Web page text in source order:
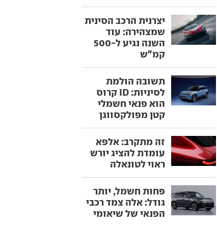
יצרנית הרכב הסינית
שמצהירה: עוד
השנה נגיע ל-500
קמ"ש
תשובה הולמת
לסיניות: ID קרוס
הוא פנאי חשמלי
קטן מפולקסווגן
זה מתקרב: אלפא
עומדת להציג יורש
ראוי לטונאלה
פחות חשמל, יותר
גודל: אלה צמד רכבי
הפנאי של שיאומי